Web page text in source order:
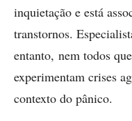
inquietação e está
transtornos.
entanto, nem todos
experimentam crises
contexto do pânico.